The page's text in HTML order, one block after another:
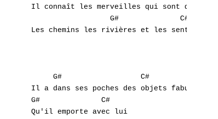
Il connaît les merveilles qui sont dans
                  G#              C#
Les chemins les rivières et les sentiers
     G#                  C#
Il a dans ses poches des objets fabuleux
G#              C#
Qu'il emporte avec lui
M
N